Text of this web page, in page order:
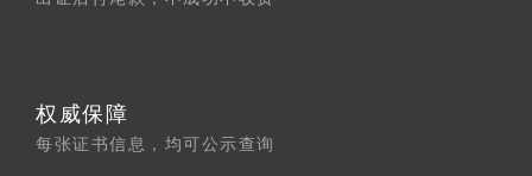
权威保障
每张证书信息，均可公示查询